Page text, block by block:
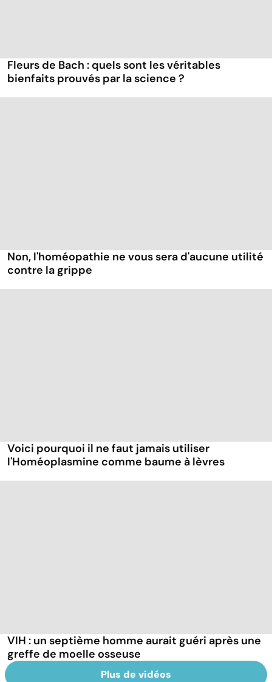
Fleurs de Bach : quels sont les véritables
bienfaits prouvés par la science ?
Non, l'homéopathie ne vous sera d'aucune utilité
contre la grippe
Voici pourquoi il ne faut jamais utiliser
l'Homéoplasmine comme baume à lèvres
VIH : un septième homme aurait guéri après une
greffe de moelle osseuse
Plus de vidéos